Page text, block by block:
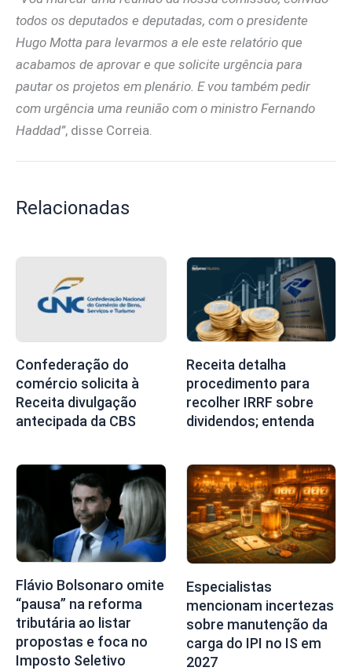
todos os deputados e deputadas, com o presidente
Hugo Motta para levarmos a ele este relatório que
acabamos de aprovar e que solicite urgência para
pautar os projetos em plenário. E vou também pedir
com urgência uma reunião com o ministro Fernando
Haddad”, disse Correia.
Relacionadas
Confederação do
comércio solicita à
Receita divulgação
antecipada da CBS
Receita detalha
procedimento para
recolher IRRF sobre
dividendos; entenda
Flávio Bolsonaro omite
“pausa” na reforma
tributária ao listar
propostas e foca no
Imposto Seletivo
Especialistas
mencionam incertezas
sobre manutenção da
carga do IPI no IS em
2027